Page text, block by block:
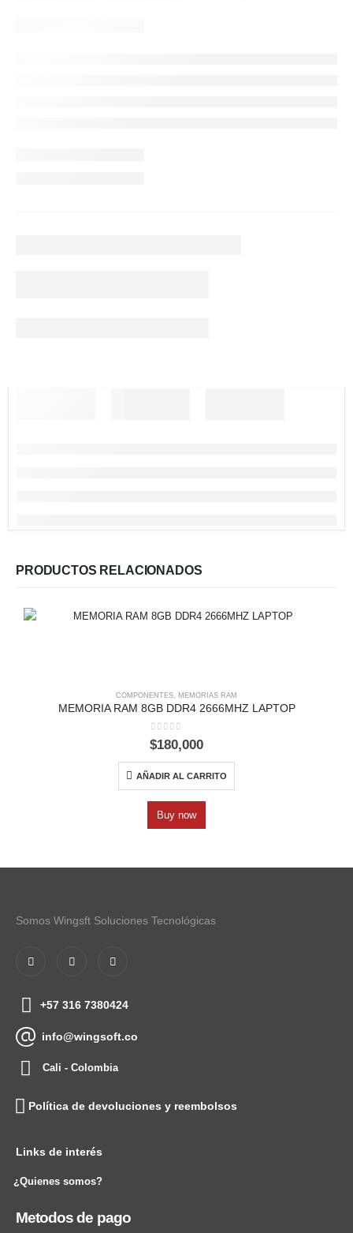
PRODUCTOS RELACIONADOS
COMPONENTES, MEMORIAS RAM
MEMORIA RAM 8GB DDR4 2666MHZ LAPTOP
0out of 5
$180,000
AÑADIR AL CARRITO
Buy now
Somos Wingsft Soluciones Tecnológicas
+57 316 7380424
info@wingsoft.co
Cali - Colombia
Política de devoluciones y reembolsos
Links de interés
¿Quienes somos?
Metodos de pago